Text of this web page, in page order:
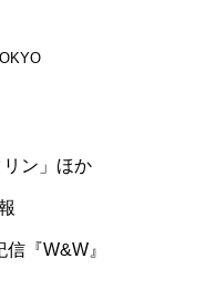
ン」ほか
『W&W』